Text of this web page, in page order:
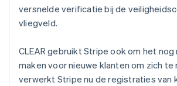
versnelde verificatie bij de
vliegveld.
CLEAR gebruikt Stripe ook om het
maken voor nieuwe klanten om zich
verwerkt Stripe nu de registraties van
English
Noorwegen
Oostenrijk
DeutschEnglish
Polen
English